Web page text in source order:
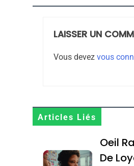
LAISSER UN
Vous devez vous
Articles Liés
Oeil
De